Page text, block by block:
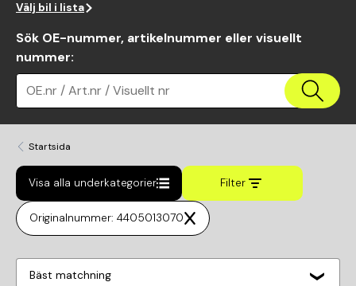
Välj bil i lista
Sök OE-nummer, artikelnummer eller visuellt
nummer:
OE.nr / Art.nr / Visuellt nr
Startsida
Visa alla underkategorier Filter
Originalnummer: 4405013070
Bäst matchning